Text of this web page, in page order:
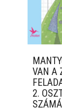
VAN A
2.